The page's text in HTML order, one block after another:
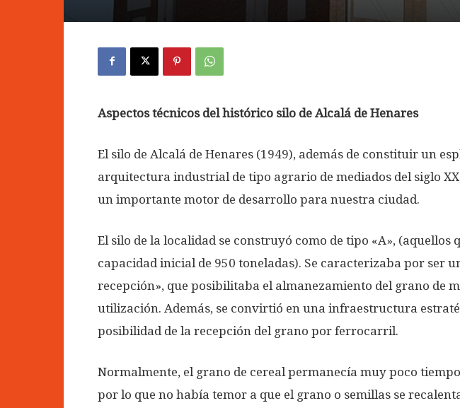
Aspectos técnicos del histórico silo de Alcalá de Henares
El silo de Alcalá de Henares (1949), además de constituir un
arquitectura industrial de tipo agrario de mediados del siglo
un importante motor de desarrollo para nuestra ciudad.
El silo de la localidad se construyó como de tipo «A», (aquellos
capacidad inicial de 950 toneladas). Se caracterizaba por ser
recepción», que posibilitaba el almanezamiento del grano de
utilización. Además, se convirtió en una infraestructura
posibilidad de la recepción del grano por ferrocarril.
Normalmente, el grano de cereal permanecía muy poco
por lo que no había temor a que el grano o semillas se